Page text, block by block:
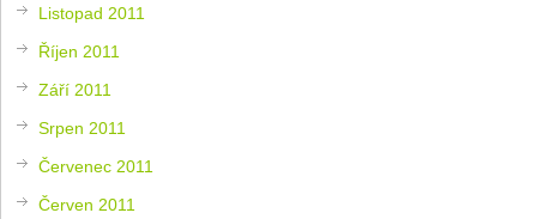
Listopad 2011
Říjen 2011
Září 2011
Srpen 2011
Červenec 2011
Červen 2011